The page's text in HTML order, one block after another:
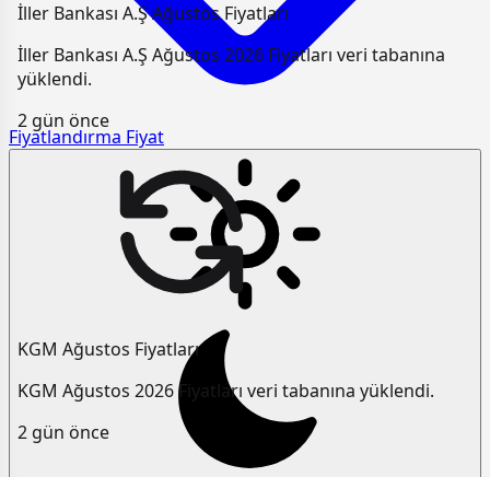
Fiyatlandırma Fiyat
İller Bankası A.Ş Ağustos Fiyatları
İller Bankası A.Ş Ağustos 2026 Fiyatları veri tabanına
yüklendi.
2 gün önce
KGM Ağustos Fiyatları
KGM Ağustos 2026 Fiyatları veri tabanına yüklendi.
2 gün önce